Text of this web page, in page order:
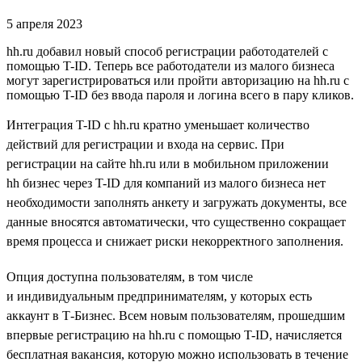
5 апреля 2023
hh.ru добавил новый способ регистрации работодателей с
помощью T-ID. Теперь все работодатели из малого бизнеса
могут зарегистрироваться или пройти авторизацию на hh.ru с
помощью T-ID без ввода пароля и логина всего в пару кликов.
Интеграция T-ID с hh.ru кратно уменьшает количество
действий для регистрации и входа на сервис. При
регистрации на сайте hh.ru или в мобильном приложении
hh бизнес через T-ID для компаний из малого бизнеса нет
необходимости заполнять анкету и загружать документы, все
данные вносятся автоматически, что существенно сокращает
время процесса и снижает риски некорректного заполнения.
Опция доступна пользователям, в том числе
и индивидуальным предпринимателям, у которых есть
аккаунт в Т-Бизнес. Всем новым пользователям, прошедшим
впервые регистрацию на hh.ru с помощью T-ID, начисляется
бесплатная вакансия, которую можно использовать в течение